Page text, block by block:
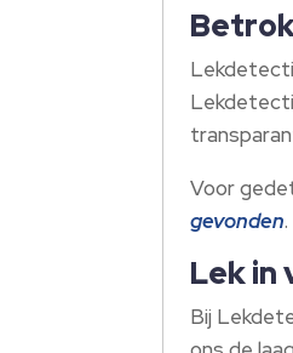
Voor
gevonden.
Lek in
Bij